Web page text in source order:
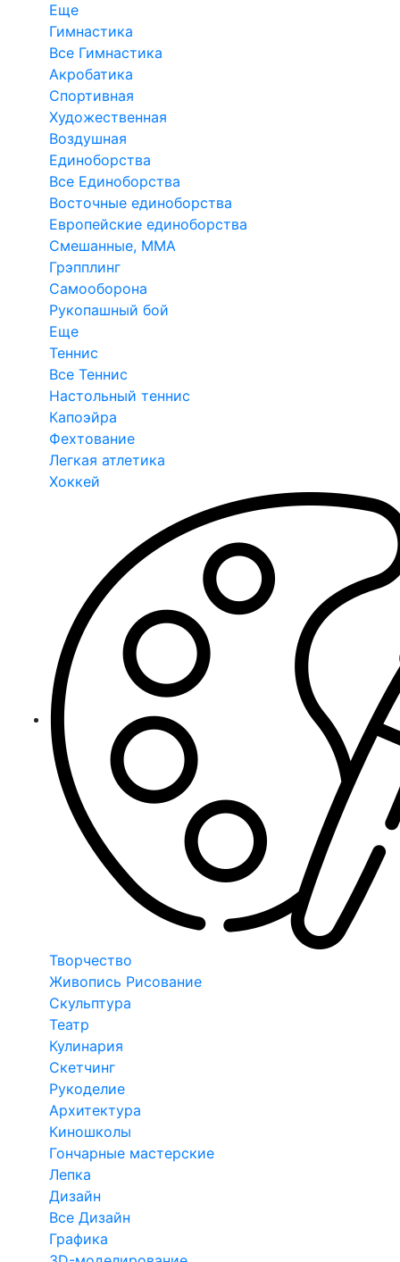
Еще
Гимнастика
Все Гимнастика
Акробатика
Спортивная
Художественная
Воздушная
Единоборства
Все Единоборства
Восточные единоборства
Европейские единоборства
Смешанные, ММА
Грэпплинг
Самооборона
Рукопашный бой
Еще
Теннис
Все Теннис
Настольный теннис
Капоэйра
Фехтование
Легкая атлетика
Хоккей
Творчество
Живопись Рисование
Скульптура
Театр
Кулинария
Скетчинг
Рукоделие
Архитектура
Киношколы
Гончарные мастерские
Лепка
Дизайн
Все Дизайн
Графика